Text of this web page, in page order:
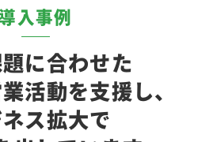
入事例
に合わせた
活動を支援し、
ス拡大で